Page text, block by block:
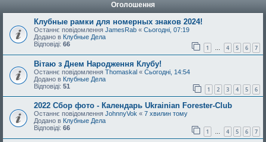
Оголошення
Клубные рамки для номерных знаков 2024!
Останнє повідомлення JamesRab « Сьогодні, 07:19
Додано в Клубные Дела
Відповіді: 66 1 … 4 5 6 7
Вітаю з Днем Народження Клубу!
Останнє повідомлення Thomaskal « Сьогодні, 14:54
Додано в Клубные Дела
Відповіді: 51 1 2 3 4 5 6
2022 Сбор фото - Календарь Ukrainian Forester-Club
Останнє повідомлення JohnnyVok « 7 хвилин тому
Додано в Клубные Дела
Відповіді: 66 1 … 4 5 6 7